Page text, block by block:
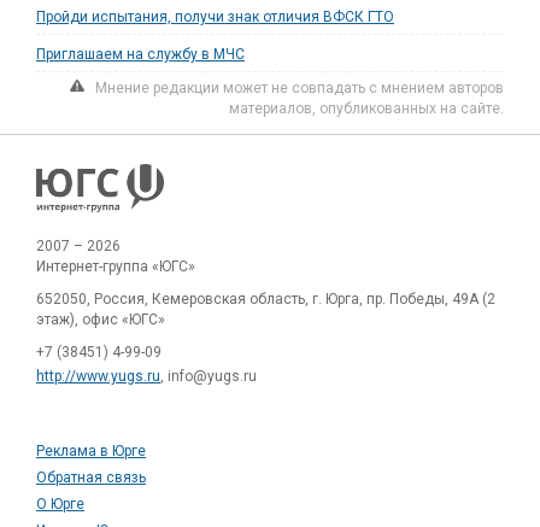
Пройди испытания, получи знак отличия ВФСК ГТО
Приглашаем на службу в МЧС
Мнение редакции может не совпадать с мнением авторов
материалов, опубликованных на сайте.
2007 – 2026
Интернет-группа «ЮГС»
652050, Россия, Кемеровская область, г. Юрга, пр. Победы, 49А (2
этаж), офис «ЮГС»
+7 (38451) 4-99-09
http://www.yugs.ru , info@yugs.ru
Реклама в Юрге
Обратная связь
О Юрге